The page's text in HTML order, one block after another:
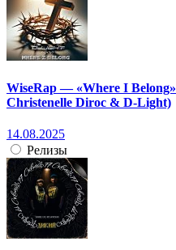
WiseRap — «Where I
Christenelle Diroc & D-Light)
14.08.2025
Релизы